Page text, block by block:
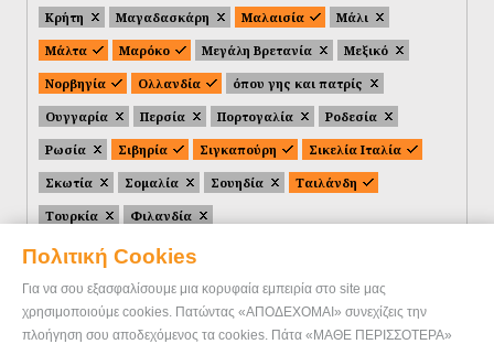
Πολιτική Cookies
Για να σου εξασφαλίσουμε μια κορυφαία εμπειρία στο site μας
χρησιμοποιούμε cookies. Πατώντας «ΑΠΟΔΕΧΟΜΑΙ» συνεχίζεις την
πλοήγηση σου αποδεχόμενος τα cookies. Πάτα «ΜΑΘΕ ΠΕΡΙΣΣΟΤΕΡΑ»
Κρήτη
Μαγαδασκάρη Μαλαισία
Μάλι
Μάλτα
Μαρόκο Μεγάλη Βρετανία
Μεξικό
Νορβηγία
Ολλανδία
όπου γης και πατρίς
Ουγγαρία
Περσία Πορτογαλία
Ροδεσία
Ρωσία
Σιβηρία Σιγκαπούρη
Σικελία Ιταλία
Σκωτία
Σομαλία Σουηδία
Ταιλάνδη
Τουρκία
Φιλανδία